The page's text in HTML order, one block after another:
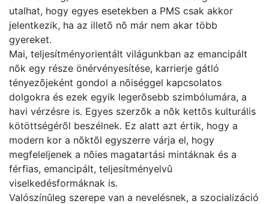
utalhat, hogy egyes esetekben a PMS csak akkor
jelentkezik, ha az illetõ nõ már nem akar több
gyereket.
Mai, teljesítményorientált világunkban az emancipált
nõk egy része önérvényesítése, karrierje gátló
tényezõjeként gondol a nõiséggel kapcsolatos
dolgokra és ezek egyik legerõsebb szimbólumára, a
havi vérzésre is. Egyes szerzõk a nõk kettõs kulturális
kötöttségérõl beszélnek. Ez alatt azt értik, hogy a
modern kor a nõktõl egyszerre várja el, hogy
megfeleljenek a nõies magatartási mintáknak és a
férfias, emancipált, teljesítményelvû
viselkedésformáknak is.
Valószínûleg szerepe van a nevelésnek, a szocializáció